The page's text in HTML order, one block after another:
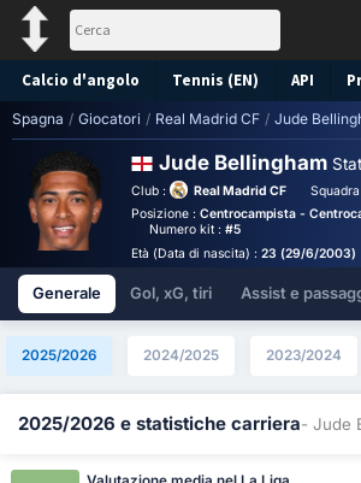
Calcio d'angolo Tennis (EN) API
Pronostico
Spagna / Giocatori / Real Madrid CF / Jude
Jude Bellingham
Club : Real Madrid CF
Posizione : Centrocampista -
Numero kit :#5
Età (Data di nascita) : 23 (29/6/2003)
Generale Gol, xG, tiri Assist e
2025/2026 2024/2025 2023/2024
2025/2026 e statistiche carriera- Jude